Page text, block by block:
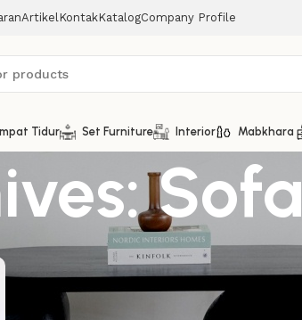
ArtikelKontakKatalogCompany Profile
Tidur Set Furniture Interior Mabkhara
Sofa